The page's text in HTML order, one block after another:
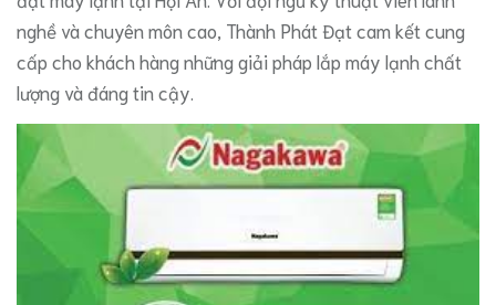
nghề và chuyên môn cao, Thành Phát Đạt cam kết cung
cấp cho khách hàng những giải pháp lắp máy lạnh chất
lượng và đáng tin cậy.